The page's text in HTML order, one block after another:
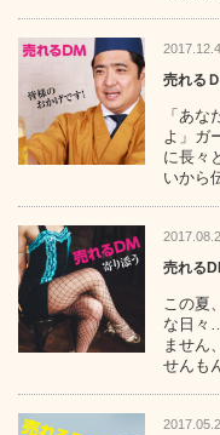
2017.12.4
売れる
「あ
よ」ガ
に長々
いから
売れる
この夏
な日々
ません
せんも